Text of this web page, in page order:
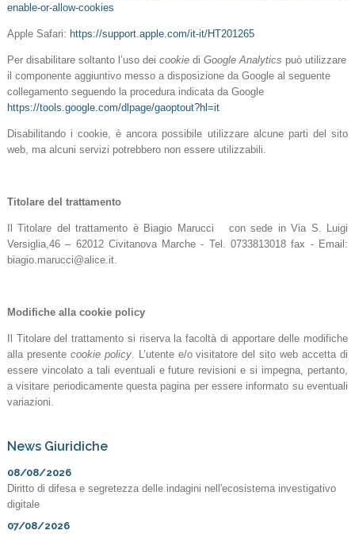
enable-or-allow-cookies
Apple Safari: https://support.apple.com/it-it/HT201265
Per disabilitare soltanto l’uso dei cookie di Google Analytics può utilizzare
il componente aggiuntivo messo a disposizione da Google al seguente
collegamento seguendo la procedura indicata da Google
https://tools.google.com/dlpage/gaoptout?hl=it
Disabilitando i cookie, è ancora possibile utilizzare alcune parti del sito
web, ma alcuni servizi potrebbero non essere utilizzabili.
Titolare del trattamento
Il Titolare del trattamento è Biagio Marucci con sede in Via S. Luigi
Versiglia,46 – 62012 Civitanova Marche - Tel. 0733813018 fax - Email:
biagio.marucci@alice.it.
Modifiche alla cookie policy
Il Titolare del trattamento si riserva la facoltà di apportare delle modifiche
alla presente cookie policy. L’utente e/o visitatore del sito web accetta di
essere vincolato a tali eventuali e future revisioni e si impegna, pertanto,
a visitare periodicamente questa pagina per essere informato su eventuali
variazioni.
News Giuridiche
08/08/2026
Diritto di difesa e segretezza delle indagini nell'ecosistema investigativo
digitale
07/08/2026